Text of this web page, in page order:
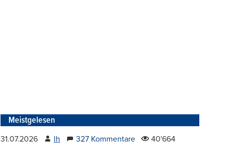
Meistgelesen
31.07.2026 lh 327 Kommentare 40'664